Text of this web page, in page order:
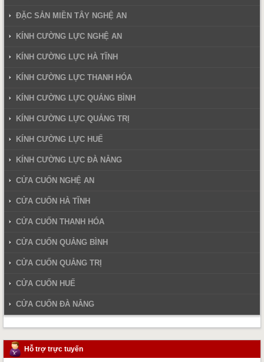
ĐẶC SẢN MIỀN TÂY NGHỆ AN
KÍNH CƯỜNG LỰC NGHỆ AN
KÍNH CƯỜNG LỰC HÀ TĨNH
KÍNH CƯỜNG LỰC THANH HÓA
KÍNH CƯỜNG LỰC QUẢNG BÌNH
KÍNH CƯỜNG LỰC QUẢNG TRỊ
KÍNH CƯỜNG LỰC HUẾ
KÍNH CƯỜNG LỰC ĐÀ NẴNG
CỬA CUỐN NGHỆ AN
CỬA CUỐN HÀ TĨNH
CỬA CUỐN THANH HÓA
CỬA CUỐN QUẢNG BÌNH
CỬA CUỐN QUẢNG TRỊ
CỬA CUỐN HUẾ
CỬA CUỐN ĐÀ NẴNG
Hỗ trợ trực tuyến